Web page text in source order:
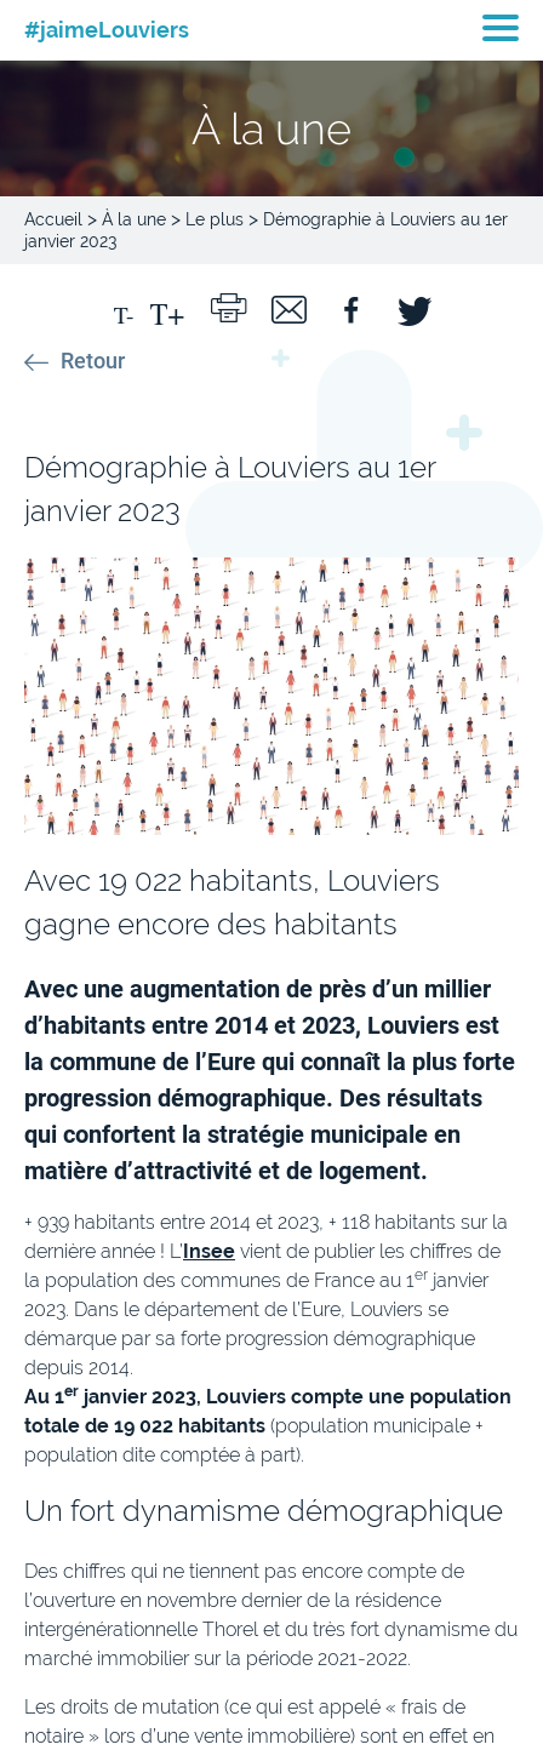
#jaimeLouviers
À la une
Accueil > À la une > Le plus > Démographie à Louviers au 1er
janvier 2023
Retour
Démographie à Louviers au 1er
janvier 2023
Avec 19 022 habitants, Louviers
gagne encore des habitants
Avec une augmentation de près d’un millier
d’habitants entre 2014 et 2023, Louviers est
la commune de l’Eure qui connaît la plus forte
progression démographique. Des résultats
qui confortent la stratégie municipale en
matière d’attractivité et de logement.
+ 939 habitants entre 2014 et 2023, + 118 habitants sur la
dernière année ! L’ Insee vient de publier les chiffres de
la population des communes de France au 1er janvier
2023. Dans le département de l’Eure, Louviers se
démarque par sa forte progression démographique
depuis 2014.
Au 1er janvier 2023, Louviers compte une population
totale de 19 022 habitants (population municipale +
population dite comptée à part).
Un fort dynamisme démographique
Des chiffres qui ne tiennent pas encore compte de
l’ouverture en novembre dernier de la résidence
intergénérationnelle Thorel et du très fort dynamisme du
marché immobilier sur la période 2021-2022.
Les droits de mutation (ce qui est appelé « frais de
notaire » lors d’une vente immobilière) sont en effet en